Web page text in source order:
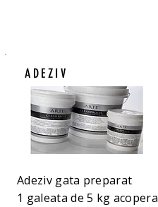
ADEZIV
Adeziv gata preparat
1 galeata de 5 kg acopera